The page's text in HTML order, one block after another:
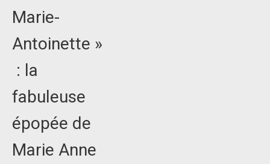
Marie-
Antoinette »
: la
fabuleuse
épopée de
Marie Anne